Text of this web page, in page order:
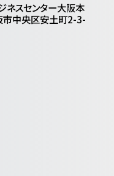
ネスセンター大阪本
市中央区安土町2-3-